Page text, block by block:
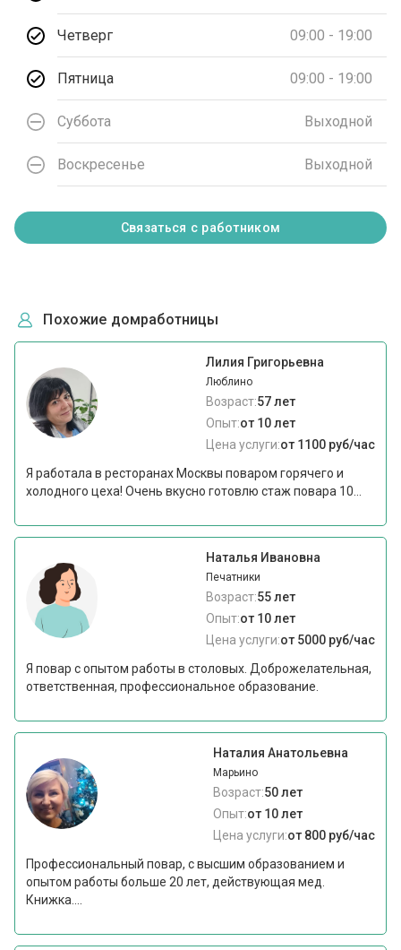
Четверг 09:00 - 19:00
Пятница 09:00 - 19:00
Суббота Выходной
Воскресенье Выходной
Связаться с работником
Похожие домработницы
Лилия Григорьевна
Люблино
Возраст:57 лет
Опыт:от 10 лет
Цена услуги:от 1100 руб/час
Я работала в ресторанах Москвы поваром горячего и
холодного цеха! Очень вкусно готовлю стаж повара 10...
Наталья Ивановна
Печатники
Возраст:55 лет
Опыт:от 10 лет
Цена услуги:от 5000 руб/час
Я повар с опытом работы в столовых. Доброжелательная,
ответственная, профессиональное образование.
Наталия Анатольевна
Марьино
Возраст:50 лет
Опыт:от 10 лет
Цена услуги:от 800 руб/час
Профессиональный повар, с высшим образованием и
опытом работы больше 20 лет, действующая мед.
Книжка....